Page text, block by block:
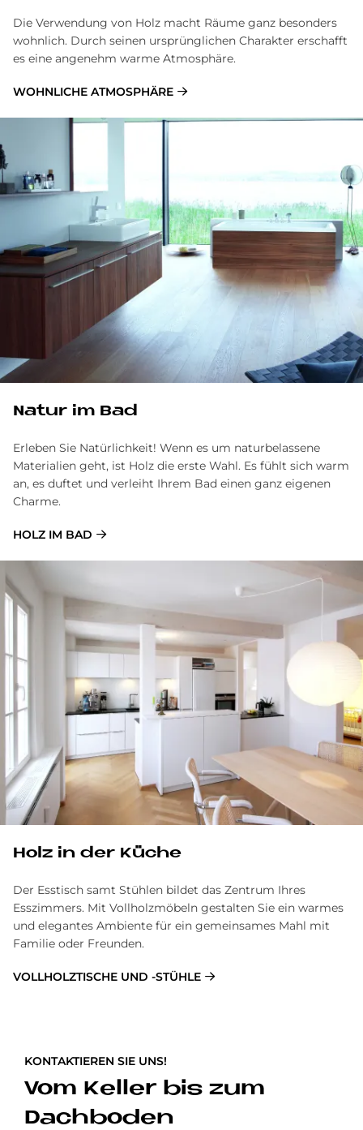
Die Verwendung von Holz macht Räume ganz besonders
wohnlich. Durch seinen ursprünglichen Charakter erschafft
es eine angenehm warme Atmosphäre.
WOHNLICHE ATMOSPHÄRE
Na­tur im Bad
Erleben Sie Natürlichkeit! Wenn es um naturbelassene
Materialien geht, ist Holz die erste Wahl. Es fühlt sich warm
an, es duftet und verleiht Ihrem Bad einen ganz eigenen
Charme.
HOLZ IM BAD
Holz in der Kü­che
Der Esstisch samt Stühlen bildet das Zentrum Ihres
Esszimmers. Mit Vollholzmöbeln gestalten Sie ein warmes
und elegantes Ambiente für ein gemeinsames Mahl mit
Familie oder Freunden.
VOLLHOLZTISCHE UND -STÜHLE
KONTAKTIEREN SIE UNS!
Vom Keller bis zum
Dachboden